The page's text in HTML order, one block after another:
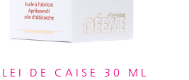
DE CAISE 30 ML